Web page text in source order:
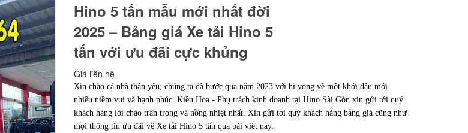
Hino 5 tấn mẫu mới nhất đời
2025 – Bảng giá Xe tải Hino 5
tấn với ưu đãi cực khủng
Giá liên hệ
Xin chào cả nhà thân yêu, chúng ta đã bước qua năm 2023 với hi vọng về một khởi đầu mới
nhiều niềm vui và hạnh phúc. Kiều Hoa - Phụ trách kinh doanh tại Hino Sài Gòn xin gửi tới quý
khách hàng lời chào trân trọng và nồng nhiệt nhất. Xin gửi tới quý khách hàng bảng giá cũng như
mọi thông tin ưu đãi về Xe tải Hino 5 tấn qua bài viêt này.